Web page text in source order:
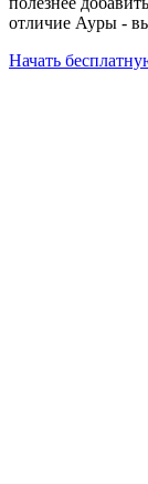
отличие Ауры -
Начать